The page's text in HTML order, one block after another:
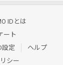
IDとは
ート
設定
ヘルプ
シー